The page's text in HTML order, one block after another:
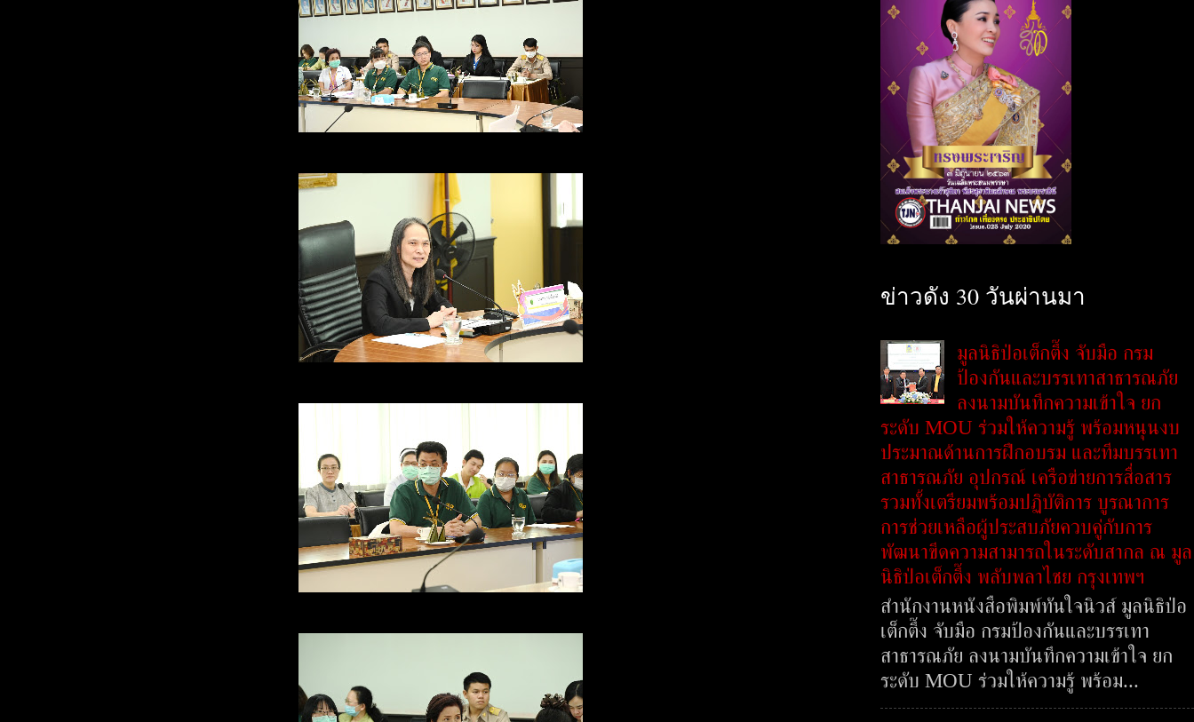
ข่าวดัง 30 วันผ่านมา
มูลนิธิป่อเต็กตึ๊ง จับมือ กรม
ป้องกันและบรรเทาสาธารณภัย
ลงนามบันทึกความเข้าใจ ยก
ระดับ MOU ร่วมให้ความรู้ พร้อมหนุนงบ
ประมาณด้านการฝึกอบรม และทีมบรรเทา
สาธารณภัย อุปกรณ์ เครือข่ายการสื่อสาร
รวมทั้งเตรียมพร้อมปฏิบัติการ บูรณาการ
การช่วยเหลือผู้ประสบภัยควบคู่กับการ
พัฒนาขีดความสามารถในระดับสากล ณ มูล
นิธิป่อเต็กตึ๊ง พลับพลาไชย กรุงเทพฯ
สำนักงานหนังสือพิมพ์ทันใจนิวส์ มูลนิธิป่อ
เต็กตึ๊ง จับมือ กรมป้องกันและบรรเทา
สาธารณภัย ลงนามบันทึกความเข้าใจ ยก
ระดับ MOU ร่วมให้ความรู้ พร้อม...